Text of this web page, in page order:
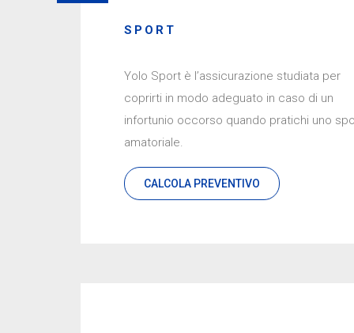
SPORT
Yolo Sport è l’assicurazione studiata per
coprirti in modo adeguato in caso di un
infortunio occorso quando pratichi uno
amatoriale.
CALCOLA PREVENTIVO